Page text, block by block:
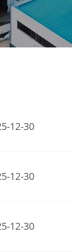
12-30
12-30
12-30